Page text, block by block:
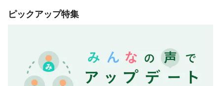
ピックアップ特集